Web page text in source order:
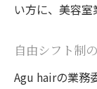
い方に、美容室
自由シフト制
Agu hairの業務